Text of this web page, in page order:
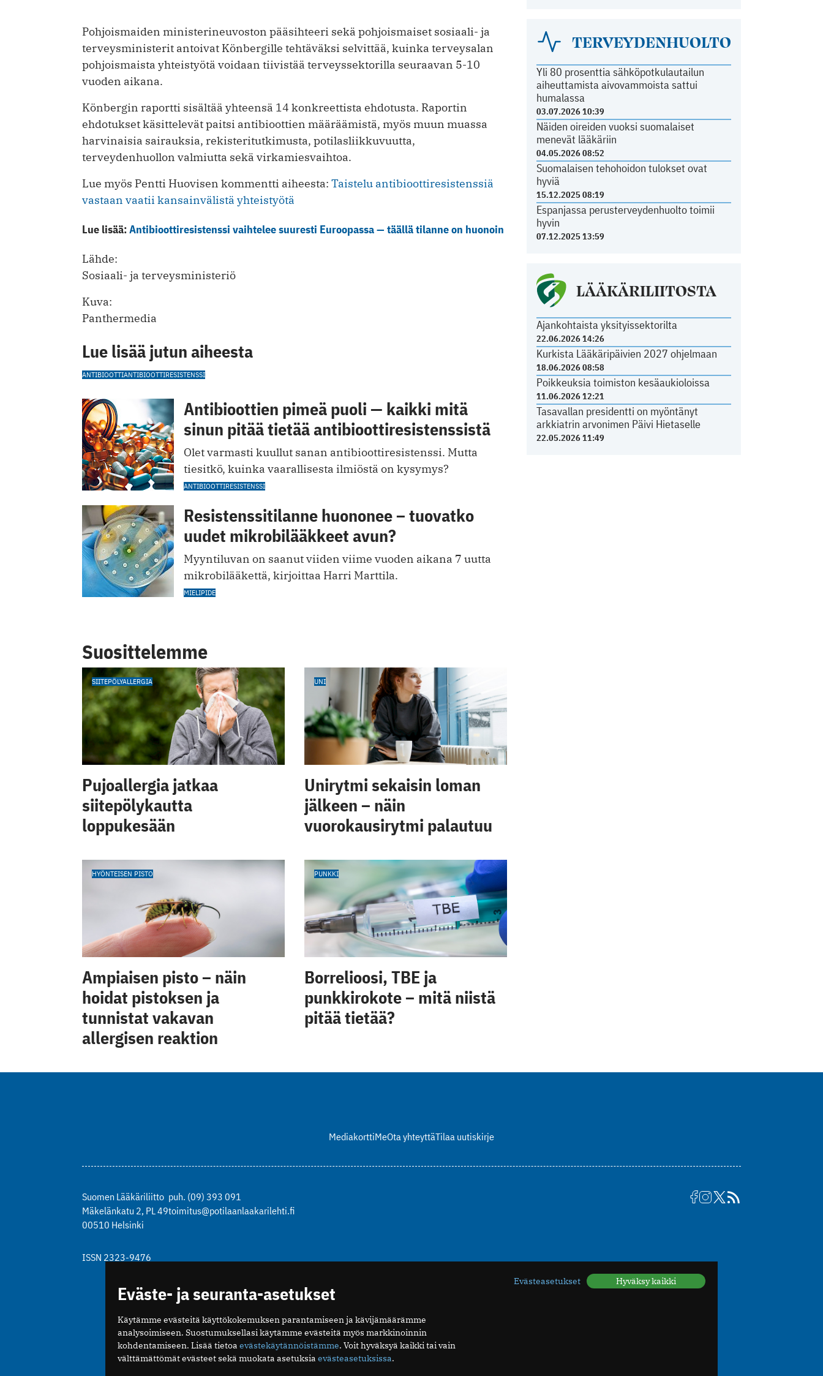
TERVEYDENHUOLTO
Yli 80 prosenttia sähköpotkulautailun
aiheuttamista aivovammoista sattui
humalassa
03.07.2026 10:39
Näiden oireiden vuoksi suomalaiset
menevät lääkäriin
04.05.2026 08:52
Suomalaisen tehohoidon tulokset ovat
hyviä
15.12.2025 08:19
Espanjassa perusterveydenhuolto toimii
hyvin
07.12.2025 13:59
LÄÄKÄRILIITOSTA
Ajankohtaista yksityissektorilta
22.06.2026 14:26
Kurkista Lääkäripäivien 2027 ohjelmaan
18.06.2026 08:58
Poikkeuksia toimiston kesäaukioloissa
11.06.2026 12:21
Tasavallan presidentti on myöntänyt
arkkiatrin arvonimen Päivi Hietaselle
22.05.2026 11:49
Pohjoismaiden ministerineuvoston pääsihteeri sekä pohjoismaiset sosiaali- ja
terveysministerit antoivat Könbergille tehtäväksi selvittää, kuinka terveysalan
pohjoismaista yhteistyötä voidaan tiivistää terveyssektorilla seuraavan 5-10
vuoden aikana.
Könbergin raportti sisältää yhteensä 14 konkreettista ehdotusta. Raportin
ehdotukset käsittelevät paitsi antibioottien määräämistä, myös muun muassa
harvinaisia sairauksia, rekisteritutkimusta, potilasliikkuvuutta,
terveydenhuollon valmiutta sekä virkamiesvaihtoa.
Lue myös Pentti Huovisen kommentti aiheesta: Taistelu antibioottiresistenssiä
vastaan vaatii kansainvälistä yhteistyötä
Lue lisää:Antibioottiresistenssi vaihtelee suuresti Euroopassa — täällä tilanne on huonoin
Lähde:
Sosiaali- ja terveysministeriö
Kuva:
Panthermedia
Lue lisää jutun aiheesta
ANTIBIOOTTIANTIBIOOTTIRESISTENSSI
Antibioottien pimeä puoli — kaikki mitä
sinun pitää tietää antibioottiresistenssistä
Olet varmasti kuullut sanan antibioottiresistenssi. Mutta
tiesitkö, kuinka vaarallisesta ilmiöstä on kysymys?
ANTIBIOOTTIRESISTENSSI
Resistenssitilanne huononee – tuovatko
uudet mikrobilääkkeet avun?
Myyntiluvan on saanut viiden viime vuoden aikana 7 uutta
mikrobilääkettä, kirjoittaa Harri Marttila.
MIELIPIDE
Suosittelemme
SIITEPÖLYALLERGIA
Pujoallergia jatkaa
siitepölykautta
loppukesään
UNI
Unirytmi sekaisin loman
jälkeen – näin
vuorokausirytmi palautuu
HYÖNTEISEN PISTO
Ampiaisen pisto – näin
hoidat pistoksen ja
tunnistat vakavan
allergisen reaktion
PUNKKI
Borrelioosi, TBE ja
punkkirokote – mitä niistä
pitää tietää?
MediakorttiMeOta yhteyttäTilaa uutiskirje
Suomen Lääkäriliitto
Mäkelänkatu 2, PL 49
00510 Helsinki
puh. (09) 393 091
toimitus@potilaanlaakarilehti.fi
ISSN 2323-9476
Eväste- ja seuranta-asetukset
Käytämme evästeitä käyttökokemuksen parantamiseen ja kävijämäärämme
analysoimiseen. Suostumuksellasi käytämme evästeitä myös markkinoinnin
kohdentamiseen. Lisää tietoa evästekäytännöistämme. Voit hyväksyä kaikki tai vain
välttämättömät evästeet sekä muokata asetuksia evästeasetuksissa.
Evästeasetukset Hyväksy kaikki